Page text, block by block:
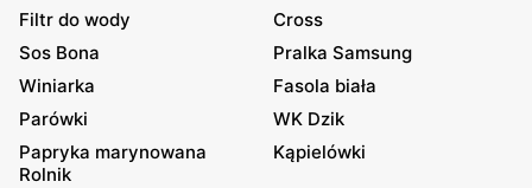
Filtr do wody
Cross
Sos Bona
Pralka Samsung
Winiarka
Fasola biała
Parówki
WK Dzik
Papryka marynowana
Rolnik
Kąpielówki